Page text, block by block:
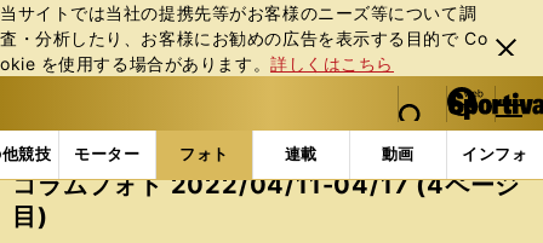
当サイトでは当社の提携先等がお客様のニーズ等について調
査・分析したり、お客様にお勧めの広告を表⽰する⽬的で Co
okie を使⽤する場合があります。詳しくはこちら
閉じ
る
web Sportiva (webスポルティーバ)
検索
マイペ
ー
ジ
メニュ
競技 モーター フォト 連載 動画 インフォ
b
ス
ポ
ル
フォトギャラリー コラムフォト コラムフォト
コラムフォト 2022/04/11-04/17 (4ページ
目)